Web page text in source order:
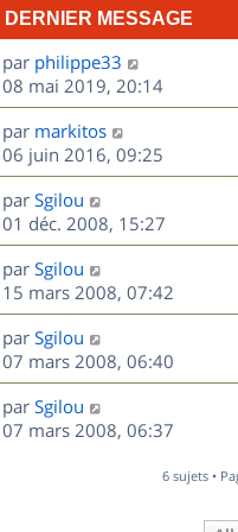
DERNIER MESSAGE
D
e
r
n
i
e
r
m
e
s
s
a
g
e
par philippe33
08 mai 2019, 20:14
D
e
r
n
i
e
r
m
e
s
s
a
g
e
par markitos
06 juin 2016, 09:25
D
e
r
n
i
e
r
m
e
s
s
par Sgilou
01 déc. 2008, 15:27
D
e
r
n
i
e
r
m
par Sgilou
15 mars 2008, 07:42
D
e
r
n
i
par Sgilou
07 mars 2008, 06:40
D
e
par Sgilou
07 mars 2008, 06:37
6 sujets •